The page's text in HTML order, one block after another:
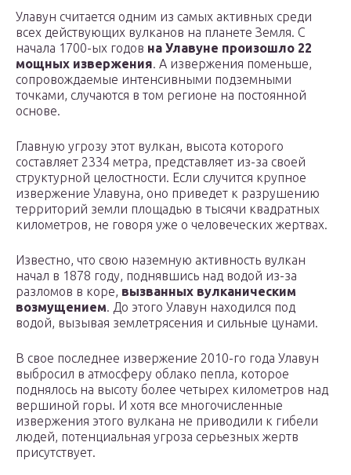
Улавун считается одним из самых активных среди
всех действующих вулканов на планете Земля. С
начала 1700-ых годов на Улавуне произошло 22
мощных извержения. А извержения поменьше,
сопровождаемые интенсивными подземными
точками, случаются в том регионе на постоянной
основе.
Главную угрозу этот вулкан, высота которого
составляет 2334 метра, представляет из-за своей
структурной целостности. Если случится крупное
извержение Улавуна, оно приведет к разрушению
территорий земли площадью в тысячи квадратных
километров, не говоря уже о человеческих жертвах.
Известно, что свою наземную активность вулкан
начал в 1878 году, поднявшись над водой из-за
разломов в коре, вызванных вулканическим
возмущением. До этого Улавун находился под
водой, вызывая землетрясения и сильные цунами.
В свое последнее извержение 2010-го года Улавун
выбросил в атмосферу облако пепла, которое
поднялось на высоту более четырех километров над
вершиной горы. И хотя все многочисленные
извержения этого вулкана не приводили к гибели
людей, потенциальная угроза серьезных жертв
присутствует.